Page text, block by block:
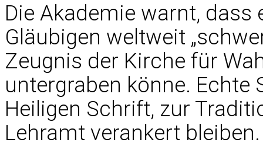
Die Akademie warnt,
Gläubigen weltweit
Zeugnis der Kirche für
untergraben könne. Echte
Heiligen Schrift, zur
Lehramt verankert bleiben.